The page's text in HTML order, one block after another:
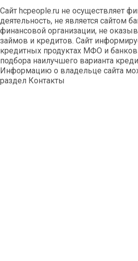
Сайт hcpeople.ru не осуществляет
деятельность, не является сайтом
финансовой организации, не
займов и кредитов. Сайт
кредитных продуктах МФО и
подбора наилучшего варианта
Информацию о владельце сайта
раздел Контакты